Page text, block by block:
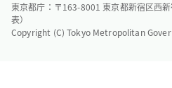
東京都庁：〒163-8001 東京都新宿区西
表）
Copyright (C) Tokyo Metropolitan